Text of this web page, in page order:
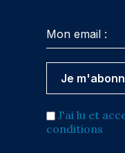
J'ai lu et
conditions